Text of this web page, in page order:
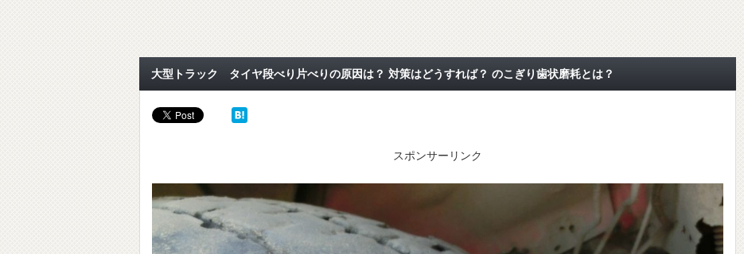
大型トラック タイヤ段べり片べりの原因は？ 対策はどうすれば？ のこぎり歯状磨耗とは？
スポンサーリンク